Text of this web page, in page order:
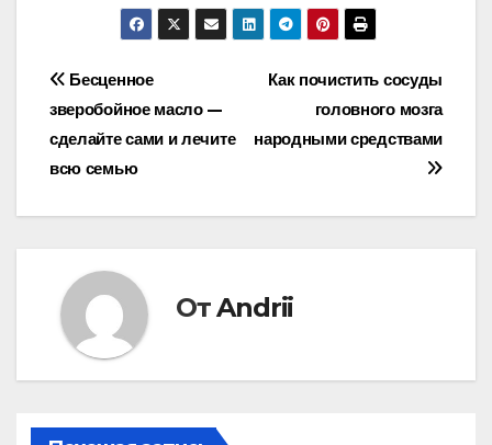
Навигация
по
записям
Как почистить сосуды
головного мозга
народными средствами
Бесценное
зверобойное масло —
сделайте сами и лечите
всю семью
ОтAndrii